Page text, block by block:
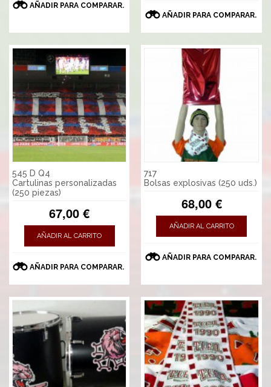
AÑADIR PARA COMPARAR.
AÑADIR PARA COMPARAR.
545 D Q4
Cartulinas personalizadas
(250 piezas)
67,00 €
AÑADIR AL CARRITO
AÑADIR PARA COMPARAR.
717
Bolsas explosivas (250 uds.)
68,00 €
AÑADIR AL CARRITO
AÑADIR PARA COMPARAR.